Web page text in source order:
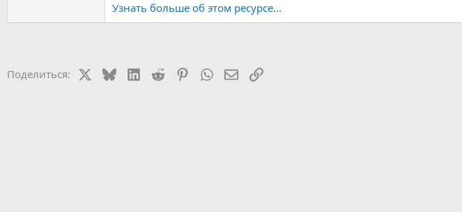
Посмотреть вложение 25595
Посмотреть вложение 25593
Узнать больше об этом ресурсе...
Поделиться: BlueskyLinkedIn
Reddit PinterestWhatsApp
Электронная почта
Ссылка